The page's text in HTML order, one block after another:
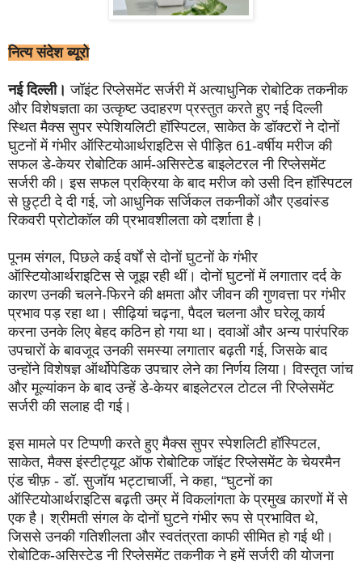
नित्य संदेश ब्यूरो
नई दिल्ली। जॉइंट रिप्लेसमेंट सर्जरी में अत्याधुनिक रोबोटिक तकनीक
और विशेषज्ञता का उत्कृष्ट उदाहरण प्रस्तुत करते हुए नई दिल्ली
स्थित मैक्स सुपर स्पेशियलिटी हॉस्पिटल, साकेत के डॉक्टरों ने दोनों
घुटनों में गंभीर ऑस्टियोआर्थराइटिस से पीड़ित 61-वर्षीय मरीज की
सफल डे-केयर रोबोटिक आर्म-असिस्टेड बाइलेटरल नी रिप्लेसमेंट
सर्जरी की। इस सफल प्रक्रिया के बाद मरीज को उसी दिन हॉस्पिटल
से छुट्टी दे दी गई, जो आधुनिक सर्जिकल तकनीकों और एडवांस्ड
रिकवरी प्रोटोकॉल की प्रभावशीलता को दर्शाता है।
पूनम संगल, पिछले कई वर्षों से दोनों घुटनों के गंभीर
ऑस्टियोआर्थराइटिस से जूझ रही थीं। दोनों घुटनों में लगातार दर्द के
कारण उनकी चलने-फिरने की क्षमता और जीवन की गुणवत्ता पर गंभीर
प्रभाव पड़ रहा था। सीढ़ियां चढ़ना, पैदल चलना और घरेलू कार्य
करना उनके लिए बेहद कठिन हो गया था। दवाओं और अन्य पारंपरिक
उपचारों के बावजूद उनकी समस्या लगातार बढ़ती गई, जिसके बाद
उन्होंने विशेषज्ञ ऑर्थोपेडिक उपचार लेने का निर्णय लिया। विस्तृत जांच
और मूल्यांकन के बाद उन्हें डे-केयर बाइलेटरल टोटल नी रिप्लेसमेंट
सर्जरी की सलाह दी गई।
इस मामले पर टिप्पणी करते हुए मैक्स सुपर स्पेशलिटी हॉस्पिटल,
साकेत, मैक्स इंस्टीट्यूट ऑफ रोबोटिक जॉइंट रिप्लेसमेंट के चेयरमैन
एंड चीफ़ - डॉ. सुजॉय भट्टाचार्जी, ने कहा, “घुटनों का
ऑस्टियोआर्थराइटिस बढ़ती उम्र में विकलांगता के प्रमुख कारणों में से
एक है। श्रीमती संगल के दोनों घुटने गंभीर रूप से प्रभावित थे,
जिससे उनकी गतिशीलता और स्वतंत्रता काफी सीमित हो गई थी।
रोबोटिक-असिस्टेड नी रिप्लेसमेंट तकनीक ने हमें सर्जरी की योजना